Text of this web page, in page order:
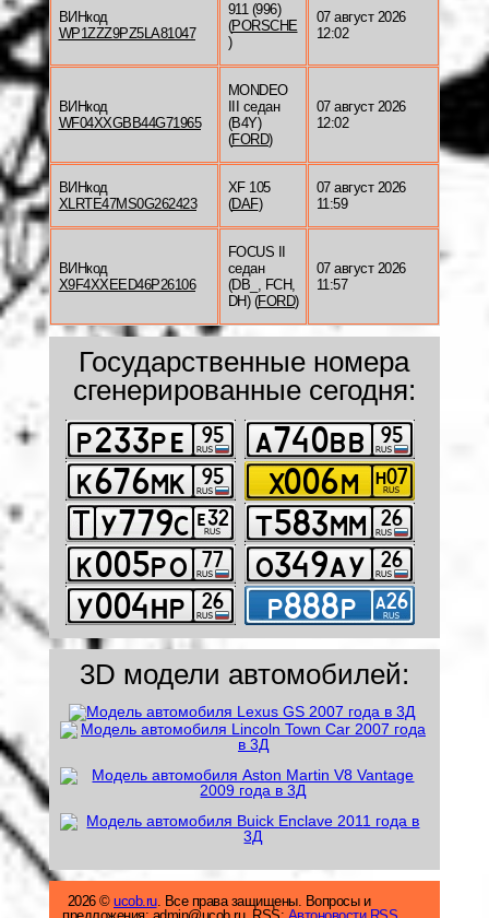
ВИНкод
WP1ZZZ9PZ5LA81047
911 (996)
(PORSCHE
)
07 август 2026
12:02
ВИНкод
WF04XXGBB44G71965
MONDEO
III седан
(B4Y)
(FORD)
07 август 2026
12:02
ВИНкод
XLRTE47MS0G262423
XF 105
(DAF)
07 август 2026
11:59
ВИНкод
X9F4XXEED46P26106
FOCUS II
седан
(DB_, FCH,
DH) (FORD)
07 август 2026
11:57
Государственные номера
сгенерированные сегодня:
3D модели автомобилей:
2026 © ucob.ru. Все права защищены. Вопросы и